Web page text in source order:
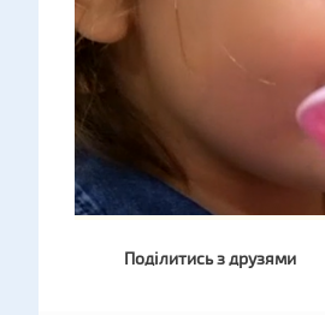
Поділитись з друзями